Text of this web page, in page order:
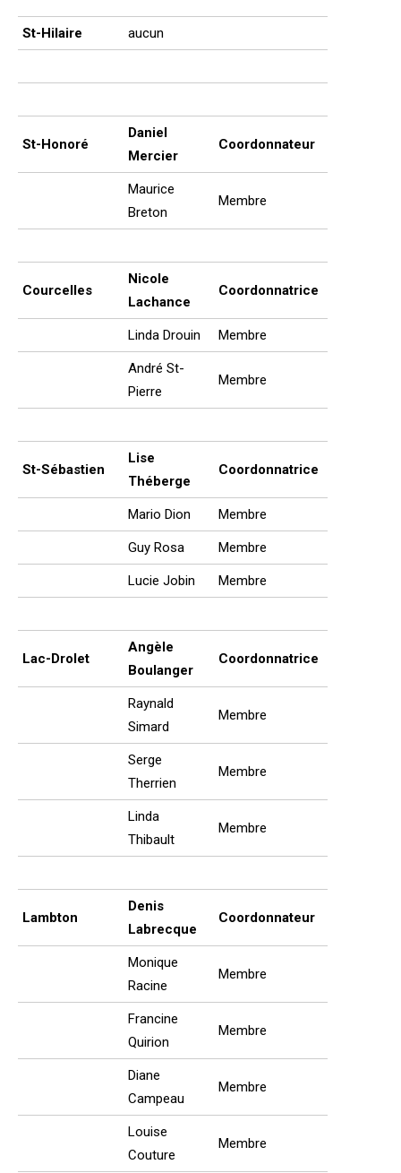
St-Hilaire aucun
St-Honoré
Daniel
Mercier
Coordonnateur
Maurice
Breton
Membre
Courcelles
Nicole
Lachance
Coordonnatrice
Linda Drouin Membre
André St-
Pierre
Membre
St-Sébastien
Lise
Théberge
Coordonnatrice
Mario Dion Membre
Guy Rosa Membre
Lucie Jobin Membre
Lac-Drolet
Angèle
Boulanger
Coordonnatrice
Raynald
Simard
Membre
Serge
Therrien
Membre
Linda
Thibault
Membre
Lambton
Denis
Labrecque
Coordonnateur
Monique
Racine
Membre
Francine
Quirion
Membre
Diane
Campeau
Membre
Louise
Couture
Membre